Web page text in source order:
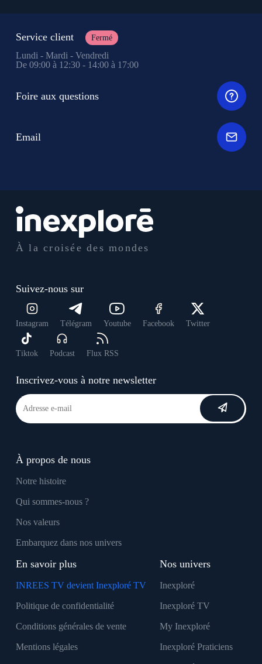
À la croisée des mondes
Suivez-nous sur
Instagram Télégram Youtube Facebook Twitter
Tiktok Podcast Flux RSS
Inscrivez-vous à notre newsletter
À propos de nous
Notre histoire
Qui sommes-nous ?
Nos valeurs
Embarquez dans nos univers
En savoir plus
INREES TV devient Inexploré TV
Politique de confidentialité
Conditions générales de vente
Mentions légales
Nos univers
Inexploré
Inexploré TV
My Inexploré
Inexploré Praticiens
Service client Fermé
Lundi - Mardi - Vendredi
De 09:00 à 12:30 - 14:00 à 17:00
Foire aux questions
Email